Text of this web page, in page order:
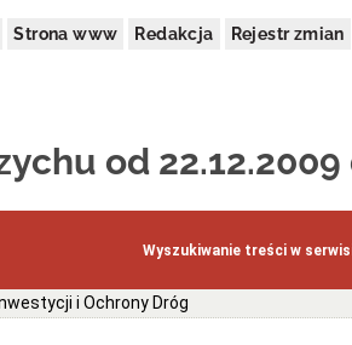
Strona www Redakcja Rejestr zmian
od 22.12.2009
Wyszukiwanie treści w
i Ochrony Dróg